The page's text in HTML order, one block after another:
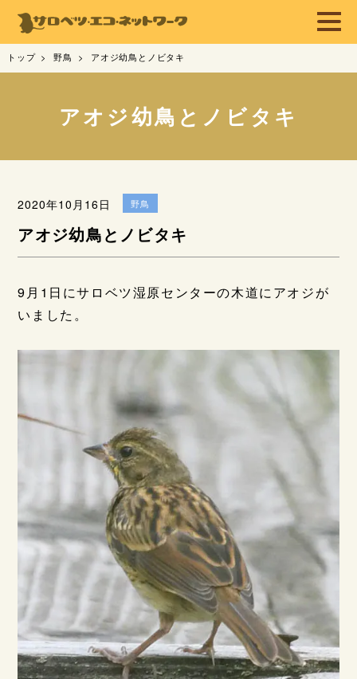
トップ 野鳥 アオジ幼鳥とノビタキ
アオジ幼鳥とノビタキ
2020年10月16日 野鳥
アオジ幼鳥とノビタキ
9月1日にサロベツ湿原センターの木道にアオジが
いました。